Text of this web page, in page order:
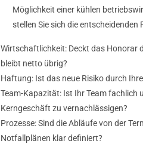
Möglichkeit einer kühlen
stellen Sie sich die entscheidenden
Wirtschaftlichkeit: Deckt das Honorar
bleibt netto übrig?
Haftung: Ist das neue Risiko durch
Team-Kapazität: Ist Ihr Team fachlich
Kerngeschäft zu vernachlässigen?
Prozesse: Sind die Abläufe von der
Notfallplänen klar definiert?